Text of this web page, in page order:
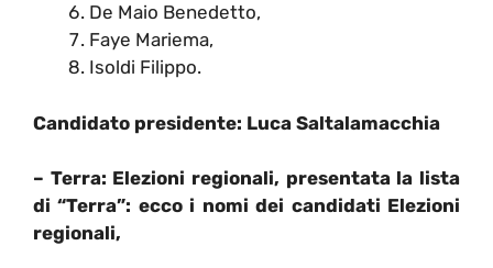
De Maio Benedetto,
Faye Mariema,
Isoldi Filippo.
Candidato presidente: Luca Saltalamacchia
– Terra: Elezioni regionali, presentata la lista
di “Terra”: ecco i nomi dei candidati Elezioni
regionali,